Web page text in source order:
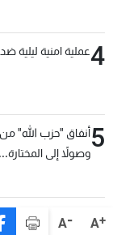
A+
A-
4عملية امنية ليلية
5أنفاق "حزب الله"
وصولاً إلى